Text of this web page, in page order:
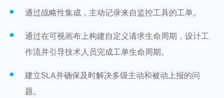
通过战略性集成，主动记录来自监控工具的工单。
通过在可视画布上构建自定义请求生命周期，设计工
作流并引导技术人员完成工单生命周期。
建立SLA并确保及时解决多级主动和被动上报的问
题。